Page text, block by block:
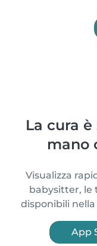
La cura
mano
Visualizza
babysitter, le
disponibili
App